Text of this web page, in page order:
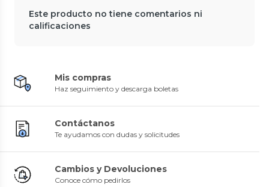
Este producto no tiene comentarios ni
calificaciones
Mis compras
Haz seguimiento y descarga boletas
Contáctanos
Te ayudamos con dudas y solicitudes
Cambios y Devoluciones
Conoce cómo pedirlos